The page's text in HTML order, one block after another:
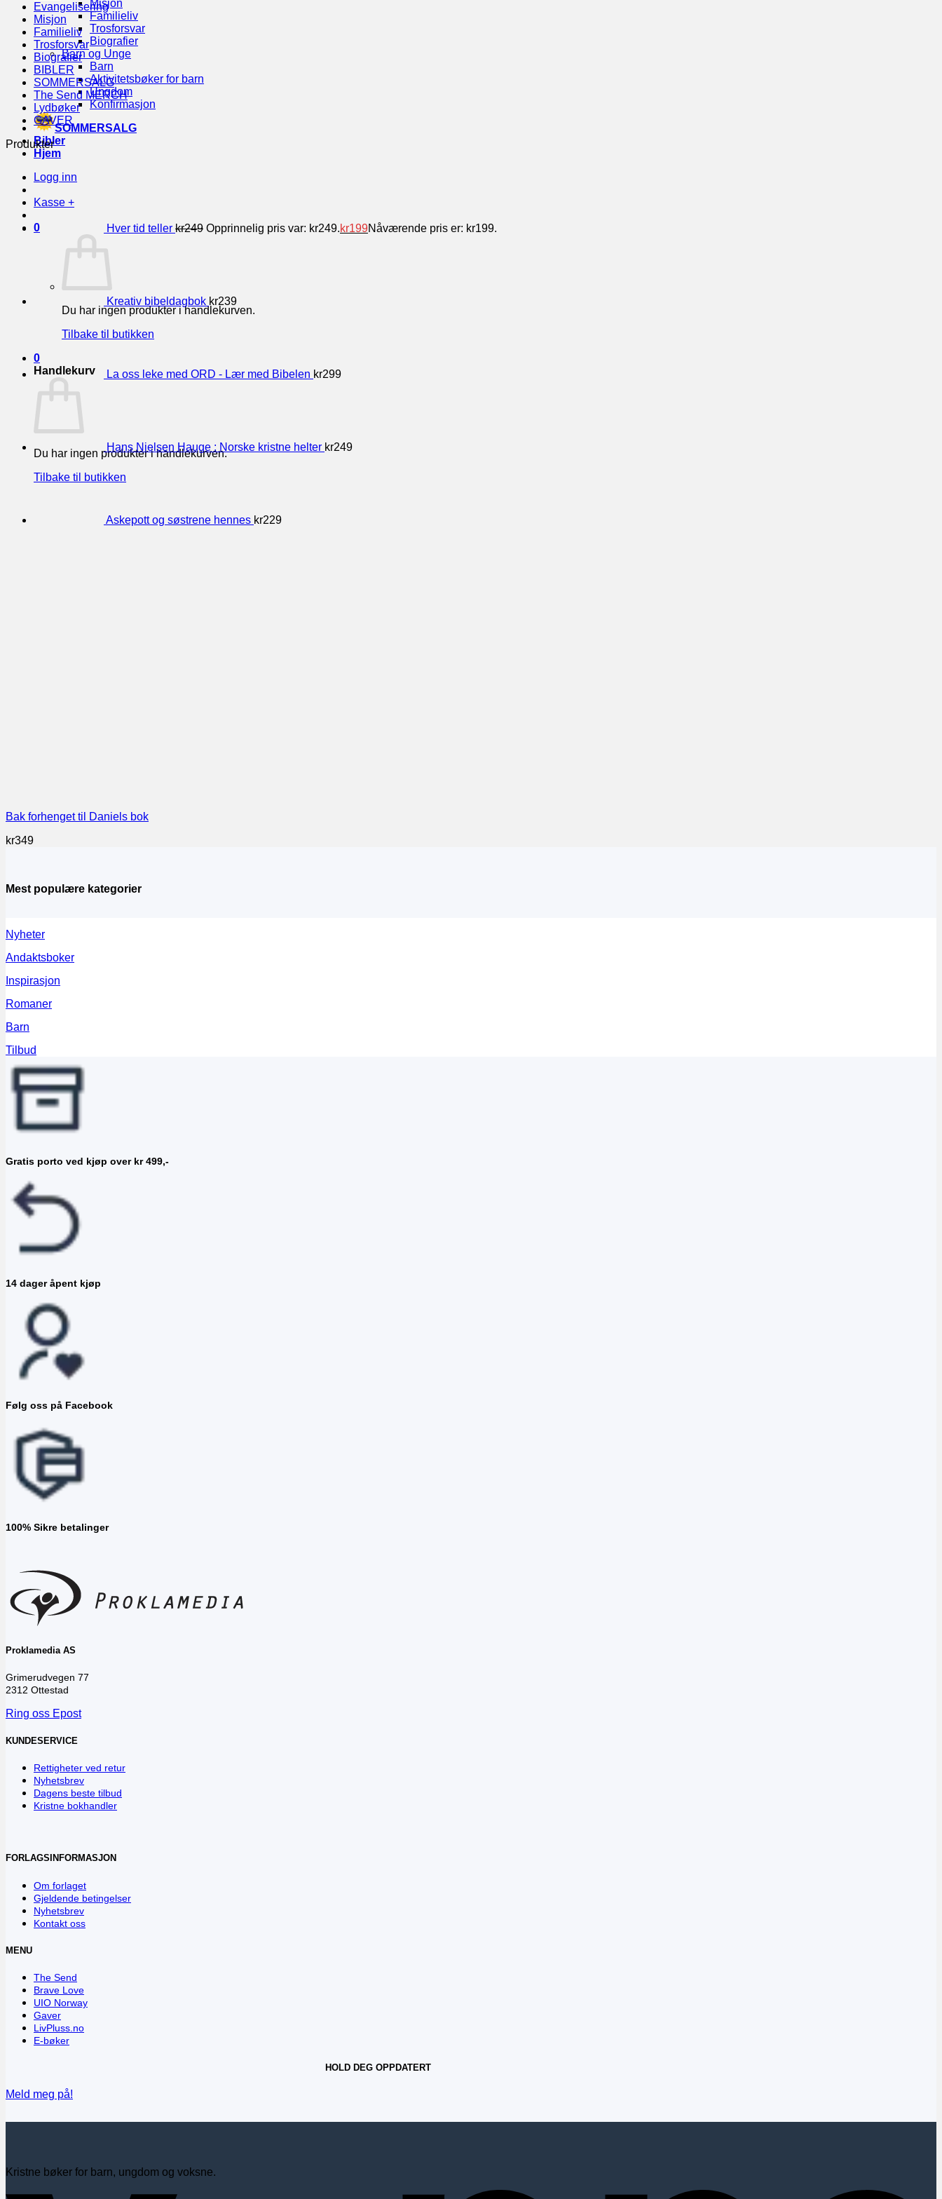
Misjon
Familieliv
Trosforsvar
Biografier
Barn og Unge
Barn
Aktivitetsbøker for barn
Ungdom
Konfirmasjon
SOMMERSALG
Bibler
Hjem
Logg inn
Kasse +
0
Du har ingen produkter i handlekurven.
Tilbake til butikken
0
Handlekurv
Du har ingen produkter i handlekurven.
Tilbake til butikken
Evangelisering
Misjon
Familieliv
Trosforsvar
Biografier
BIBLER
SOMMERSALG
The Send MERCH
Lydbøker
GAVER
Produkter
Hver tid teller kr249 Opprinnelig pris var: kr249.kr199Nåværende pris er: kr199.
Kreativ bibeldagbok kr239
La oss leke med ORD - Lær med Bibelen kr299
Hans Nielsen Hauge : Norske kristne helter kr249
Askepott og søstrene hennes kr229
Bak forhenget til Daniels bok
kr349
Mest populære kategorier
Nyheter
Andaktsboker
Inspirasjon
Romaner
Barn
Tilbud
Gratis porto ved kjøp over kr 499,-
14 dager åpent kjøp
Følg oss på Facebook
100% Sikre betalinger
Proklamedia AS
Grimerudvegen 77
2312 Ottestad
Ring oss Epost
KUNDESERVICE
Rettigheter ved retur
Nyhetsbrev
Dagens beste tilbud
Kristne bokhandler
FORLAGSINFORMASJON
Om forlaget
Gjeldende betingelser
Nyhetsbrev
Kontakt oss
MENU
The Send
Brave Love
UIO Norway
Gaver
LivPluss.no
E-bøker
HOLD DEG OPPDATERT
Meld meg på!
Kristne bøker for barn, ungdom og voksne.